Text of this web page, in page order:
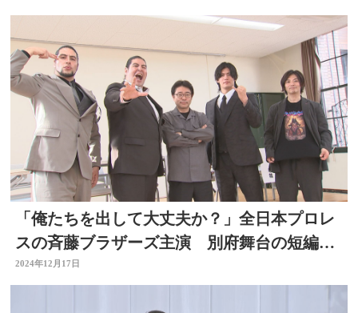
「俺たちを出して大丈夫か？」全日本プロレ
スの斉藤ブラザーズ主演 別府舞台の短編映
画 撮影始まる 大分
2024年12月17日